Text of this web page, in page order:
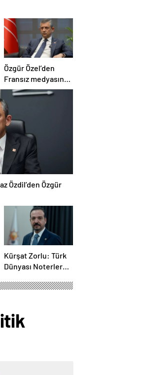
Özgür Özel’den
Fransız medyasına
İngiltere sitemi
Özdil’den Özgür
Kürşat Zorlu: Türk
Dünyası Noterler